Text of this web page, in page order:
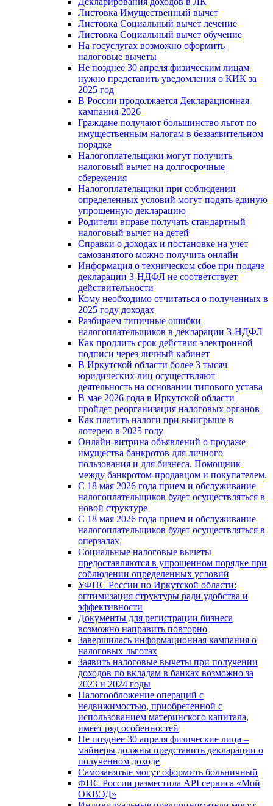
Листовка Имущественный вычет
Листовка Социальный вычет лечение
Листовка Социальный вычет обучение
На госуслугах возможно оформить
налоговые вычеты
Не позднее 30 апреля физическим лицам
нужно представить уведомления о КИК за
2025 год
В России продолжается Декларационная
кампания-2026
Граждане получают большинство льгот по
имущественным налогам в беззаявительном
порядке
Налогоплательщики могут получить
налоговый вычет на долгосрочные
сбережения
Налогоплательщики при соблюдении
определенных условий могут подать единую
упрощенную декларацию
Родители вправе получать стандартный
налоговый вычет на детей
Справки о доходах и постановке на учет
самозанятого можно получить онлайн
Информация о техническом сбое при подаче
декларации 3-НДФЛ не соответствует
действительности
Кому необходимо отчитаться о полученных в
2025 году доходах
Разбираем типичные ошибки
налогоплательщиков в декларации 3-НДФЛ
Как продлить срок действия электронной
подписи через личный кабинет
В Иркутской области более 3 тысяч
юридических лиц осуществляют
деятельность на основании типового устава
В мае 2026 года в Иркутской области
пройдет реорганизация налоговых органов
Как платить налоги при выигрыше в
лотерею в 2025 году
Онлайн-витрина объявлений о продаже
имущества банкротов для личного
пользования и для бизнеса. Помощник
между банкротом-продавцом и покупателем.
С 18 мая 2026 года прием и обслуживание
налогоплательщиков будет осуществляться в
новой стpyктype
С 18 мая 2026 года прием и обслуживание
налогоплательщиков будет осуществляться в
оперзалах
Социальные налоговые вычеты
предоставляются в упрощенном порядке при
соблюдении определенных условий
УФНС России по Иркутской области:
оптимизация структуры ради удобства и
эффективности
Документы для регистрации бизнеса
возможно направить повторно
Завершилась информационная кампания о
налоговых льготах
Заявить налоговые вычеты при получении
доходов по вкладам в банках возможно за
2023 и 2024 годы
Налогообложение операций с
недвижимостью, приобретенной с
использованием материнского капитала,
имеет ряд особенностей
Не позднее 30 апреля физические лица –
майнеры должны представить декларации о
полученном доходе
Самозанятые могут оформить больничный
ФНС России разместила API сервиса «Мой
ОКВЭД»